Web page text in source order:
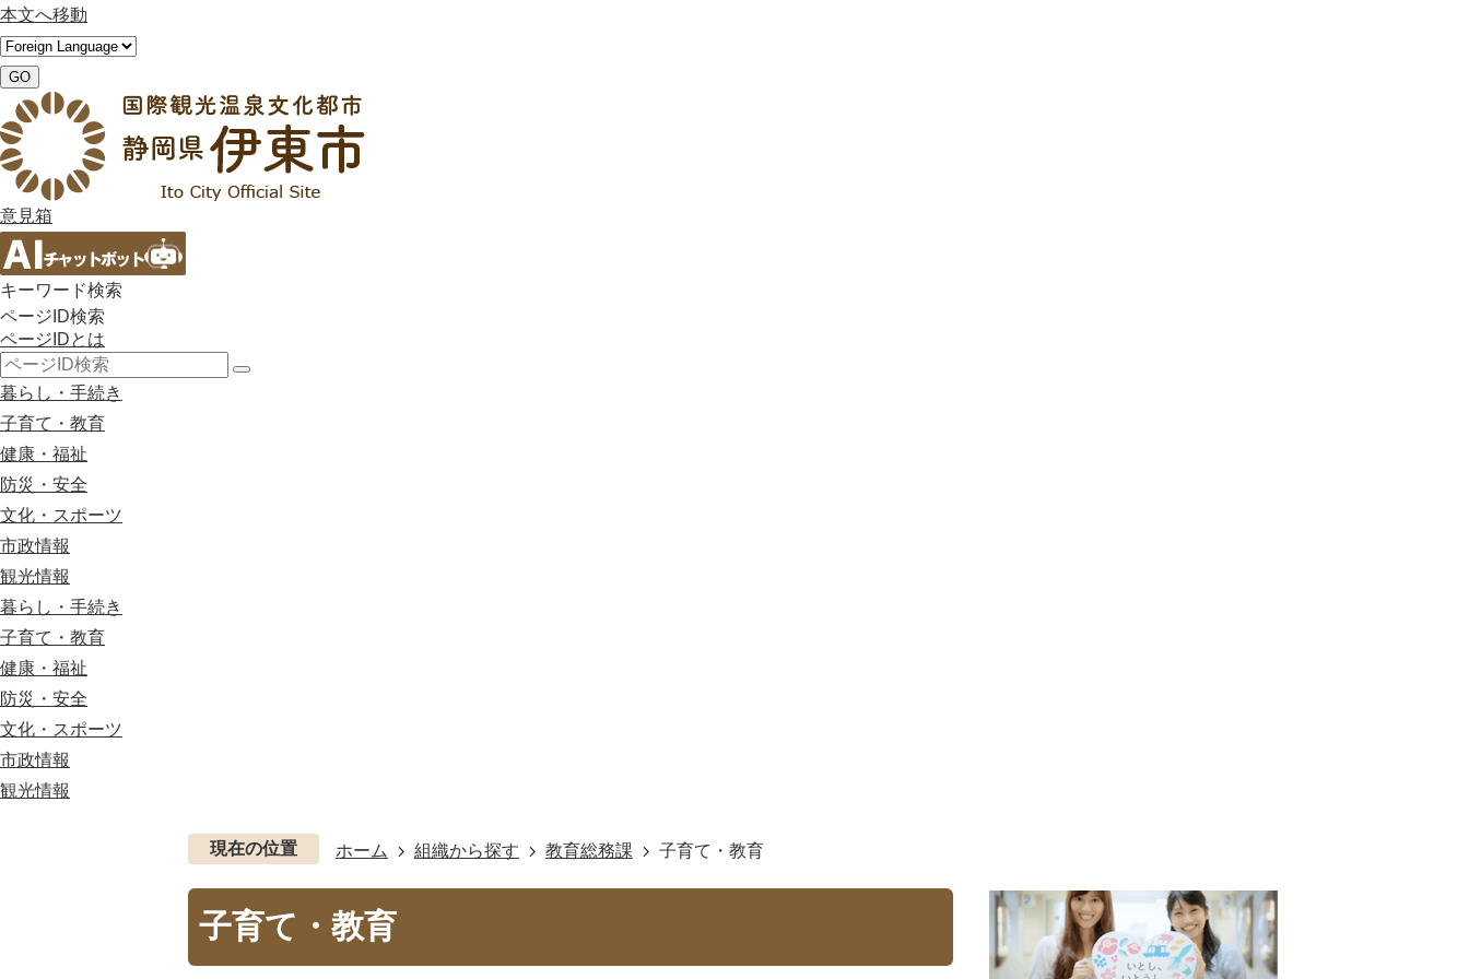
本文へ移動
GO
意見箱
キーワード検索
ページID検索
ページIDとは
暮らし・手続き
子育て・教育
健康・福祉
防災・安全
文化・スポーツ
市政情報
観光情報
暮らし・手続き
子育て・教育
健康・福祉
防災・安全
文化・スポーツ
市政情報
観光情報
現在の位置 ホーム 組織から探す 教育総務課 子育て・教育
子育て・教育
枚
目